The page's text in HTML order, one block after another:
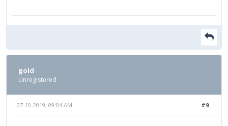
gold
Unregistered
#9
07-10-2019, 09:04 AM